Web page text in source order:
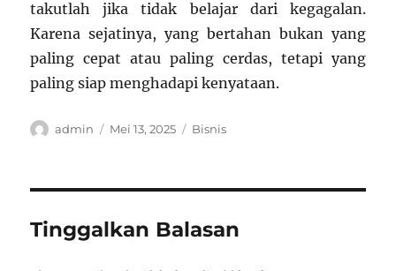
takutlah jika tidak belajar dari kegagalan.
Karena sejatinya, yang bertahan bukan yang
paling cepat atau paling cerdas, tetapi yang
paling siap menghadapi kenyataan.
Author
admin
Posted
Mei 13, 2025 Categories
Bisnis
Tinggalkan Balasan